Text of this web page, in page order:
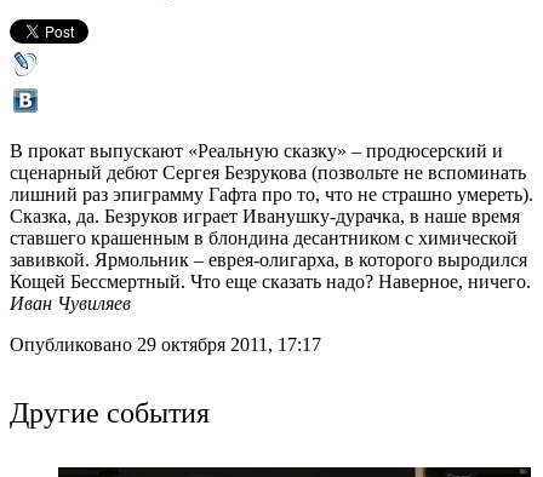
В прокат выпускают «Реальную сказку» – продюсерский и
сценарный дебют Сергея Безрукова (позвольте не вспоминать
лишний раз эпиграмму Гафта про то, что не страшно умереть).
Сказка, да. Безруков играет Иванушку-дурачка, в наше время
ставшего крашенным в блондина десантником с химической
завивкой. Ярмольник – еврея-олигарха, в которого выродился
Кощей Бессмертный. Что еще сказать надо? Наверное, ничего.
Иван Чувиляев
Опубликовано 29 октября 2011, 17:17
Другие события